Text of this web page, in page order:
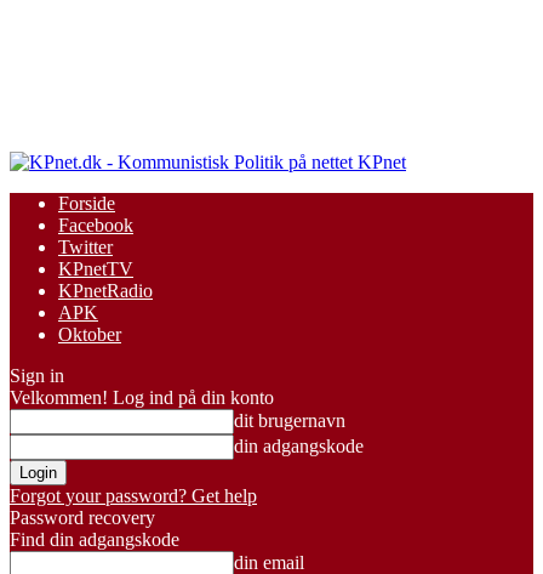
KPnet
Forside
Facebook
Twitter
KPnetTV
KPnetRadio
APK
Oktober
Sign in
Velkommen! Log ind på din konto
dit brugernavn
din adgangskode
Forgot your password? Get help
Password recovery
Find din adgangskode
din email